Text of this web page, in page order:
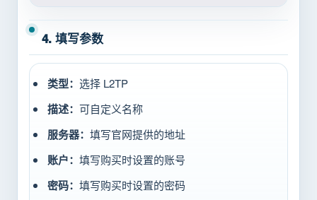
4. 填写参数
类型： 选择 L2TP
描述： 可自定义名称
服务器： 填写官网提供的地址
账户： 填写购买时设置的账号
密码： 填写购买时设置的密码